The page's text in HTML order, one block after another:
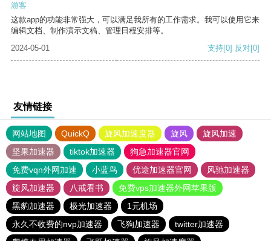
游客
这款app的功能非常强大，可以满足我所有的工作需求。我可以使用它来
编辑文档、制作演示文稿、管理日程安排等。
2024-05-01
支持[0] 反对[0]
友情链接
网站地图 QuickQ 旋风加速度器 旋风
旋风加速
坚果加速器
tiktok加速器
狗急加速器官网
免费vqn外网加速
小蓝鸟 优途加速器官网
风驰加速器
旋风加速器
八戒看书
免费vps加速器外网苹果版
黑豹加速器
极光加速器
1元机场
永久不收费的nvp加速器
飞狗加速器
twitter加速器